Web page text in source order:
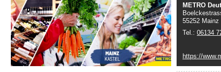
METRO
55252 Mainz
Tel.: 06134
https://